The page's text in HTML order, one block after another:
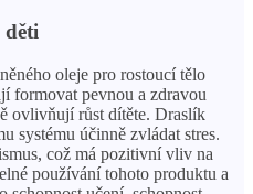
děti
oleje pro rostoucí tělo
formovat pevnou a zdravou
ovlivňují růst dítěte. Draslík
systému účinně zvládat stres.
což má pozitivní vliv na
používání tohoto produktu a